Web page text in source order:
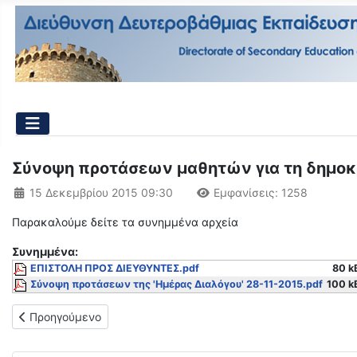
Σύνοψη προτάσεων μαθητών για τη
Λεπτομέρειες
15 Δεκεμβρίου 2015 09:30 Εμφανίσεις: 1258
Παρακαλούμε δείτε τα συνημμένα αρχεία
Συνημμένα:
ΕΠΙΣΤΟΛΗ ΠΡΟΣ ΔΙΕΥΘΥΝΤΕΣ.pdf
80
Σύνοψη προτάσεων της 'Ημέρας Διαλόγου' 28-11-2015.pdf 100
Προηγούμενο άρθρο: Έκδοση e-book Λεύκωμα Comic και
Προηγούμενο